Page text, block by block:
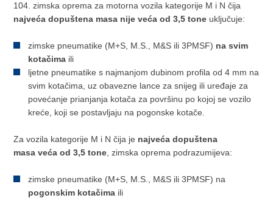
104. zimska oprema za motorna vozila kategorije M i N čija
najveća dopuštena masa nije veća od 3,5 tone uključuje:
zimske pneumatike (M+S, M.S., M&S ili 3PMSF) na svim
kotačima ili
ljetne pneumatike s najmanjom dubinom profila od 4 mm na
svim kotačima, uz obavezne lance za snijeg ili uređaje za
povećanje prianjanja kotača za površinu po kojoj se vozilo
kreće, koji se postavljaju na pogonske kotače.
Za vozila kategorije M i N čija je najveća dopuštena
masa veća od 3,5 tone , zimska oprema podrazumijeva:
zimske pneumatike (M+S, M.S., M&S ili 3PMSF) na
pogonskim kotačima ili